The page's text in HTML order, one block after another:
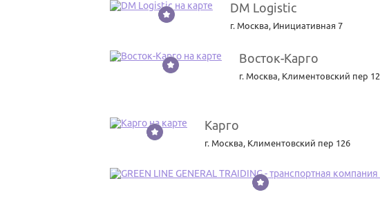
3 DM Logistic
г. Москва, Инициативная 7
4 Восток-Карго
г. Москва, Климентовский пер 12
5 Карго
г. Москва, Климентовский пер 126
6